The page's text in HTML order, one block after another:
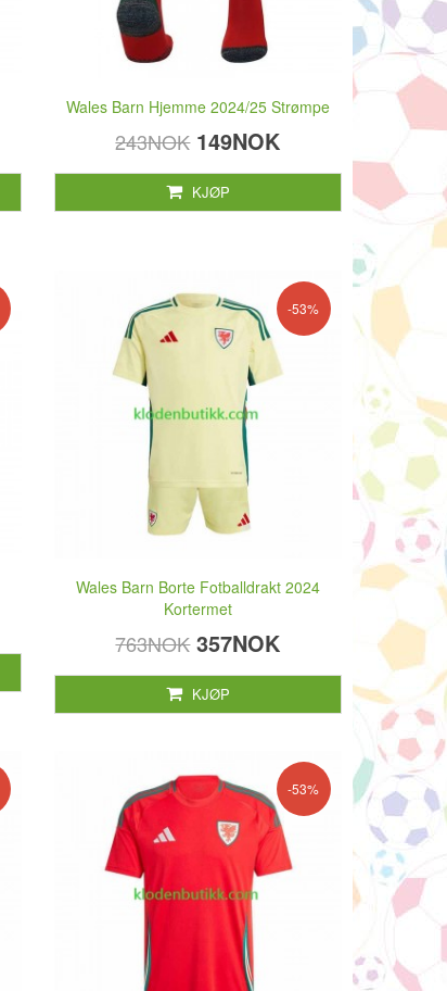
Wales Barn Hjemme 2024/25 Strømpe
243NOK 149NOK
KJØP
-53%
Wales Barn Borte Fotballdrakt 2024
Kortermet
763NOK 357NOK
KJØP
-53%